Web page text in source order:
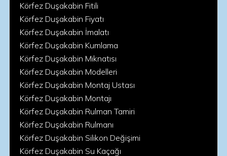
Körfez Duşakabin Fitili
Körfez Duşakabin Fiyatı
Körfez Duşakabin İmalatı
Körfez Duşakabin Kumlama
Körfez Duşakabin Mıknatısı
Körfez Duşakabin Modelleri
Körfez Duşakabin Montaj Ustası
Körfez Duşakabin Montajı
Körfez Duşakabin Rulman Tamiri
Körfez Duşakabin Rulmanı
Körfez Duşakabin Silikon Değişimi
Körfez Duşakabin Su Kaçağı